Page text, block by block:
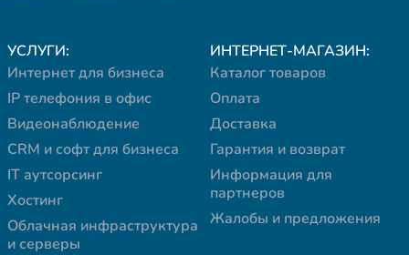
УСЛУГИ:
Интернет для бизнеса
IP телефония в офис
Видеонаблюдение
CRM и софт для бизнеса
IT аутсорсинг
Хостинг
Облачная инфраструктура
и серверы
ИНТЕРНЕТ-МАГАЗИН:
Каталог товаров
Оплата
Доставка
Гарантия и возврат
Информация для
партнеров
Жалобы и предложения